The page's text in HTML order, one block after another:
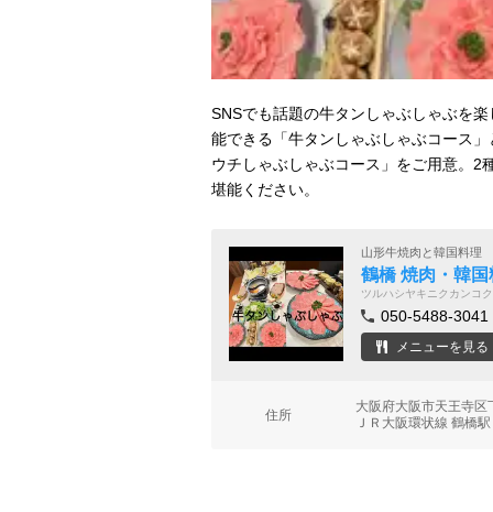
SNSでも話題の牛タンしゃぶしゃぶを
能できる「牛タンしゃぶしゃぶコース
ウチしゃぶしゃぶコース」をご用意。2
堪能ください。
山形牛焼肉と韓国料理
鶴橋 焼肉・韓国
ツルハシヤキニクカンコ
050-5488-3041
メニューを見る
住所
大阪府大阪市天王寺
ＪＲ大阪環状線 鶴橋